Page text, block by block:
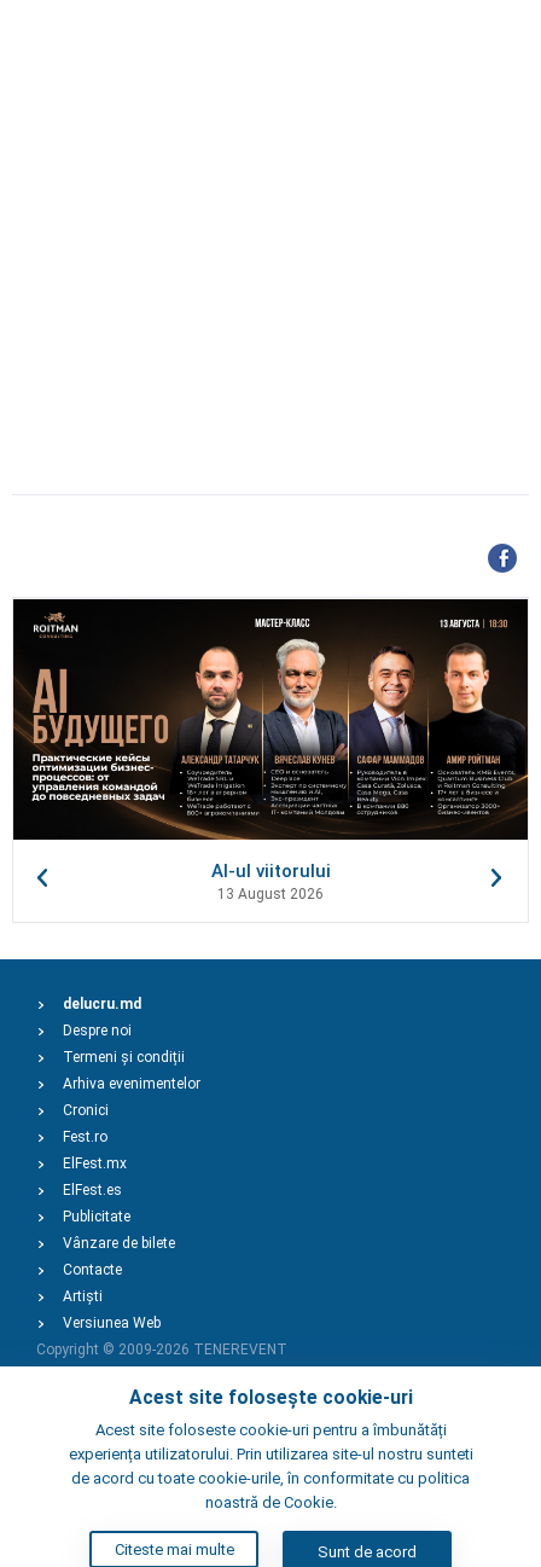
AI-ul viitorului
13 August 2026
Acest site folosește cookie-uri
Acest site foloseste cookie-uri pentru a îmbunătăți
experiența utilizatorului. Prin utilizarea site-ul nostru sunteti
de acord cu toate cookie-urile, în conformitate cu politica
noastră de Cookie.
Citeste mai multe Sunt de acord
delucru.md
Despre noi
Termeni și condiții
Arhiva evenimentelor
Cronici
Fest.ro
ElFest.mx
ElFest.es
Publicitate
Vânzare de bilete
Contacte
Artiști
Versiunea Web
Copyright © 2009-2026 TENEREVENT
Adaugă Eveniment
Adaugă Local